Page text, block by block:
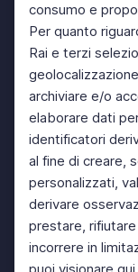
consumo e
Per quanto
Rai e terzi
archiviare e/o
elaborare dati
identificatori
al fine di creare,
personalizzati,
derivare
prestare,
incorrere in